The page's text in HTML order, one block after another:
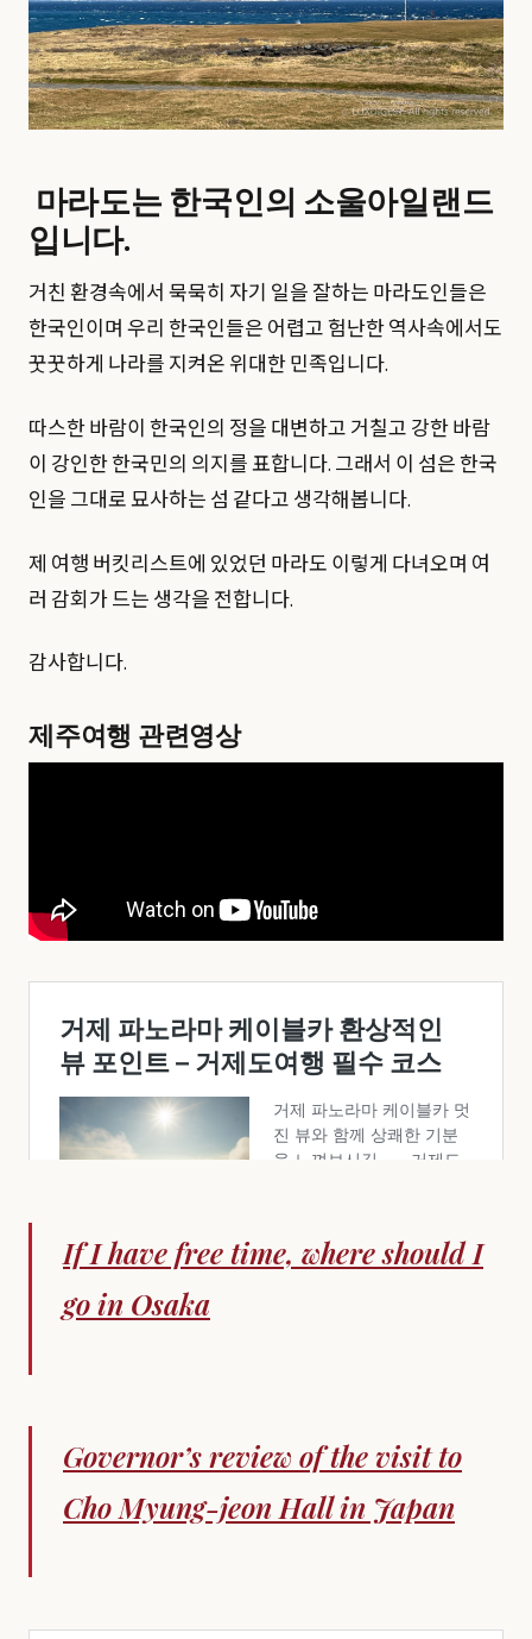
마라도는 한국인의 소울아일랜드
입니다.
거친 환경속에서 묵묵히 자기 일을 잘하는 마라도인들은
한국인이며 우리 한국인들은 어렵고 험난한 역사속에서도
꿋꿋하게 나라를 지켜온 위대한 민족입니다.
따스한 바람이 한국인의 정을 대변하고 거칠고 강한 바람
이 강인한 한국민의 의지를 표합니다. 그래서 이 섬은 한국
인을 그대로 묘사하는 섬 같다고 생각해봅니다.
제 여행 버킷리스트에 있었던 마라도 이렇게 다녀오며 여
러 감회가 드는 생각을 전합니다.
감사합니다.
제주여행 관련영상
If I have free time, where should I
go in Osaka
Governor’s review of the visit to
Cho Myung-jeon Hall in Japan